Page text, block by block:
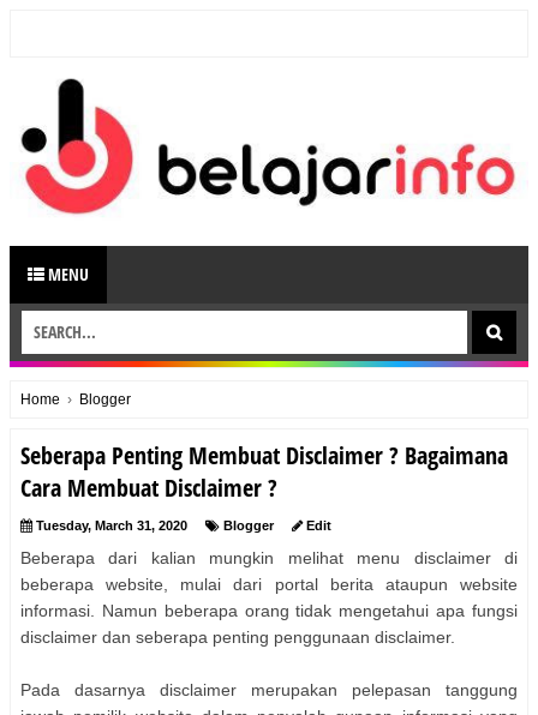
MENU
Home › Blogger
Seberapa Penting Membuat Disclaimer ? Bagaimana
Cara Membuat Disclaimer ?
Tuesday, March 31, 2020 Blogger Edit
Beberapa dari kalian mungkin melihat menu disclaimer di
beberapa website, mulai dari portal berita ataupun website
informasi. Namun beberapa orang tidak mengetahui apa fungsi
disclaimer dan seberapa penting penggunaan disclaimer.
Pada dasarnya disclaimer merupakan pelepasan tanggung